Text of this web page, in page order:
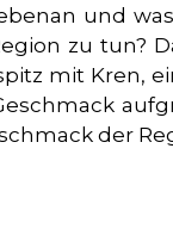
und
zu tun?
mit Kren,
der